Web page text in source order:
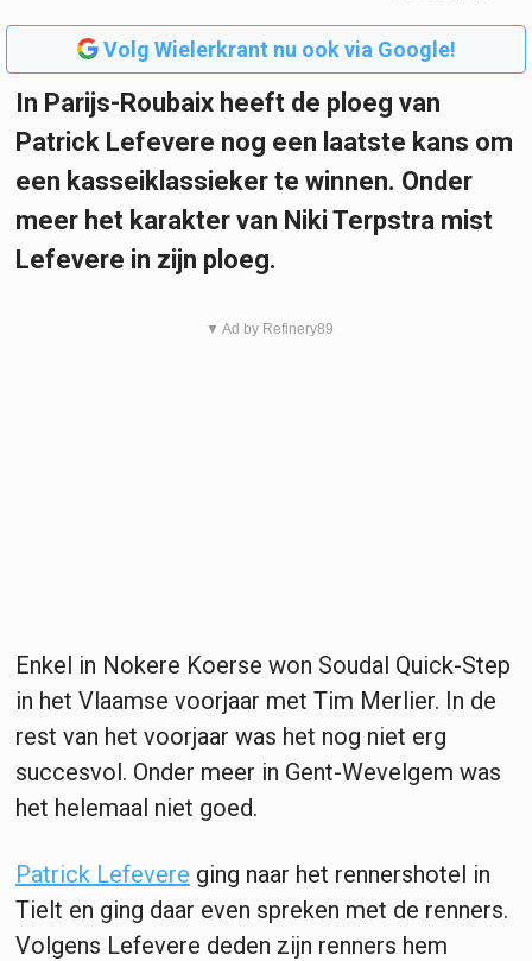
Volg Wielerkrant nu ook via Google!
In Parijs-Roubaix heeft de ploeg van
Patrick Lefevere nog een laatste kans om
een kasseiklassieker te winnen. Onder
meer het karakter van Niki Terpstra mist
Lefevere in zijn ploeg.
▼ Ad by Refinery89
Enkel in Nokere Koerse won Soudal Quick-Step
in het Vlaamse voorjaar met Tim Merlier. In de
rest van het voorjaar was het nog niet erg
succesvol. Onder meer in Gent-Wevelgem was
het helemaal niet goed.
Patrick Lefevere ging naar het rennershotel in
Tielt en ging daar even spreken met de renners.
Volgens Lefevere deden zijn renners hem